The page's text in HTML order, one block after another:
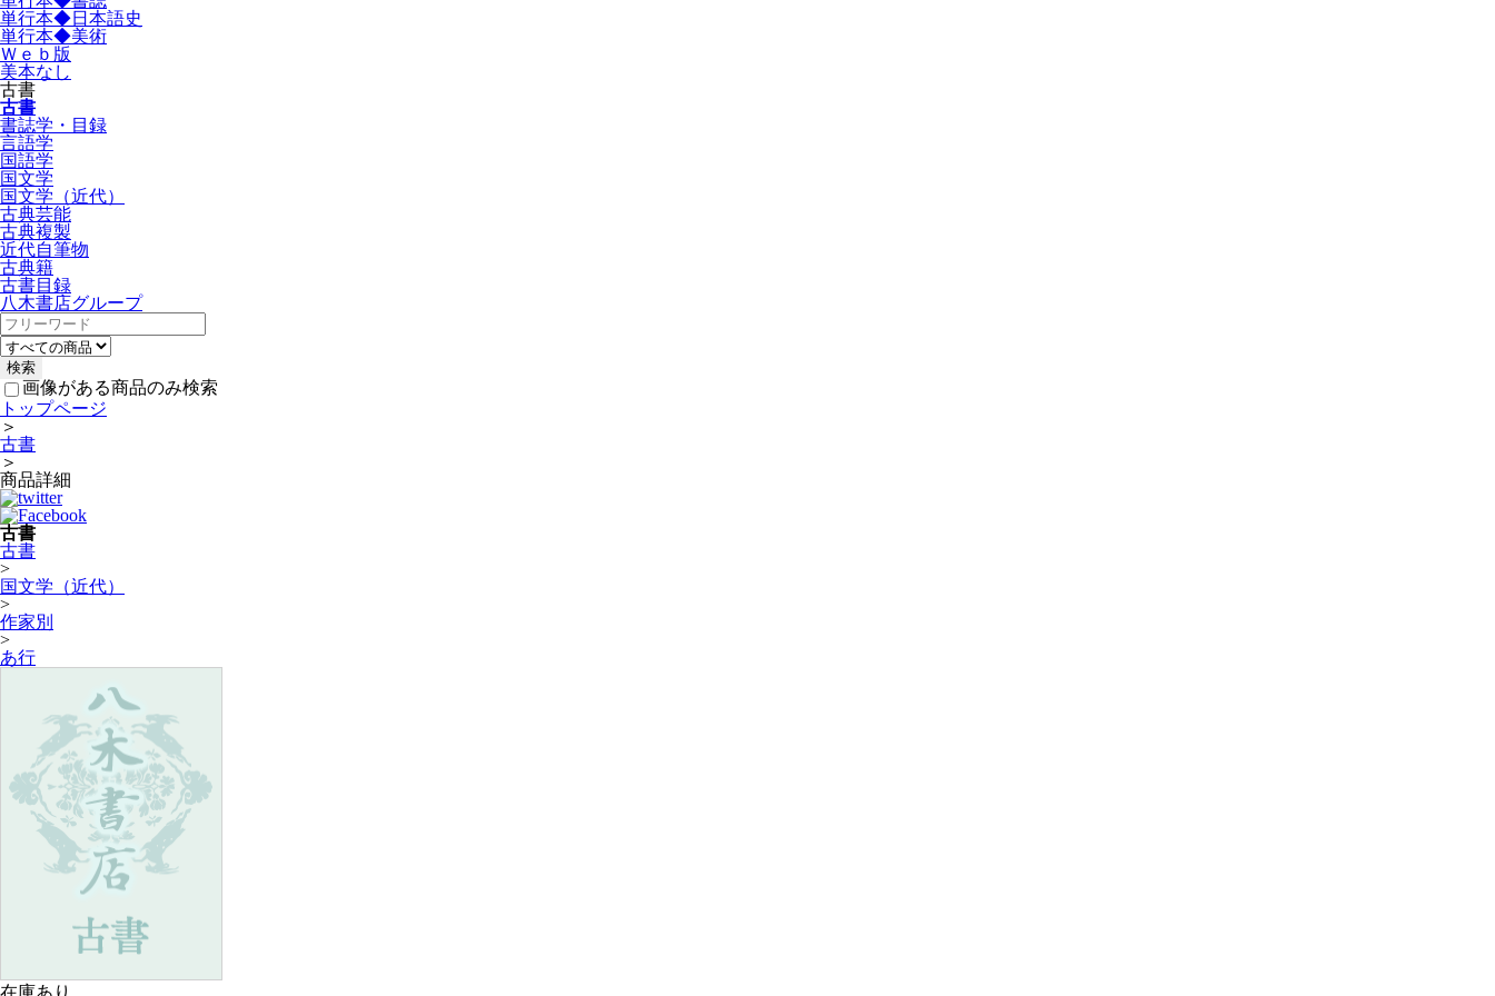
単行本◆日本語史
単行本◆美術
Ｗｅｂ版
美本なし
古書
古書
書誌学・目録
言語学
国語学
国文学
国文学（近代）
古典芸能
古典複製
近代自筆物
古典籍
古書目録
八木書店グループ
画像がある商品のみ検索
トップページ
＞
古書
＞
商品詳細
古書
古書
>
国文学（近代）
>
作家別
>
あ行
在庫あり